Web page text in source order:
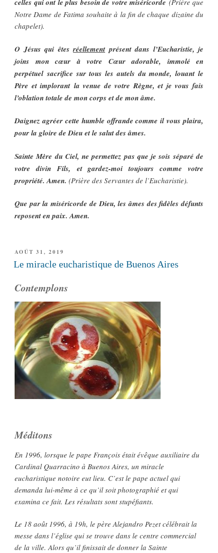
celles qui ont le plus besoin de votre miséricorde (Prière que
Notre Dame de Fatima souhaite à la fin de chaque dizaine du
chapelet).
O Jésus qui êtesréellementprésent dans l’Eucharistie, je
joins mon cœur à votre Cœur adorable, immolé en
perpétuel sacrifice sur tous les autels du monde, louant le
Père et implorant la venue de votre Règne, et je vous fais
l’oblation totale de mon corps et de mon âme.
Daignez agréer cette humble offrande comme il vous plaira,
pour la gloire de Dieu et le salut des âmes.
Sainte Mère du Ciel, ne permettez pas que je sois séparé de
votre divin Fils, et gardez-moi toujours comme votre
propriété. Amen. (Prière des Servantes de l’Eucharistie).
Que par la miséricorde de Dieu, les âmes des fidèles défunts
reposent en paix. Amen.
PUBLIÉ
LE
AOÛT 31, 2019
Le miracle eucharistique de Buenos Aires
Contemplons
Méditons
En 1996, lorsque le pape François était évêque auxiliaire du
Cardinal Quarracino à Buenos Aires, un miracle
eucharistique notoire eut lieu. C’est le pape actuel qui
demanda lui-même à ce qu’il soit photographié et qui
examina ce fait. Les résultats sont stupéfiants.
Le 18 août 1996, à 19h, le père Alejandro Pezet célébrait la
messe dans l’église qui se trouve dans le centre commercial
de la ville. Alors qu’il finissait de donner la Sainte